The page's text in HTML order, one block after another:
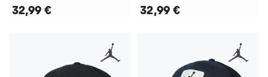
32,99 € 32,99 €